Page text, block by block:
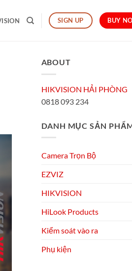
SIGN UP BUY
ABOUT
HIKVISION HẢI PHÒNG
0818 093 234
DANH MỤC SẢN
Camera Trọn Bộ
EZVIZ
HIKVISION
HiLook Products
Kiểm soát vào ra
Phụ kiện